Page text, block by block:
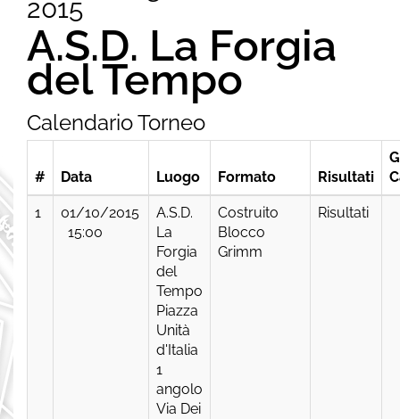
2015
A.S.D. La Forgia
del Tempo
Calendario Torneo
# Data Luogo Formato Risultati
1
01/10/2015
15:00
A.S.D.
La
Forgia
del
Tempo
Piazza
Unità
d'Italia
1
angolo
Via Dei
Costruito
Blocco
Grimm
Risultati